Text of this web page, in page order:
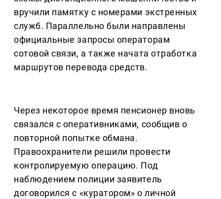
вручили памятку с номерами экстренных
служб. Параллельно были направлены
официальные запросы операторам
сотовой связи, а также начата отработка
маршрутов перевода средств.
Через некоторое время пенсионер вновь
связался с оперативниками, сообщив о
повторной попытке обмана.
Правоохранители решили провести
контролируемую операцию. Под
наблюдением полиции заявитель
договорился с «куратором» о личной